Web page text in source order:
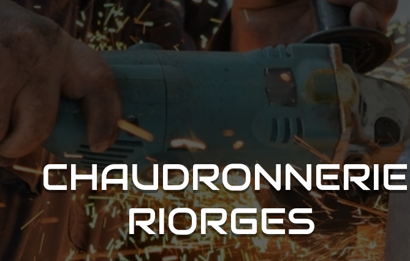
CHAUDRONNERIE
RIORGES